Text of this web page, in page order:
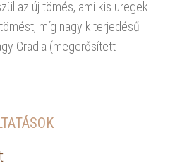
az új tömés, ami kis üregek
míg nagy kiterjedésű
Gradia (megerősített